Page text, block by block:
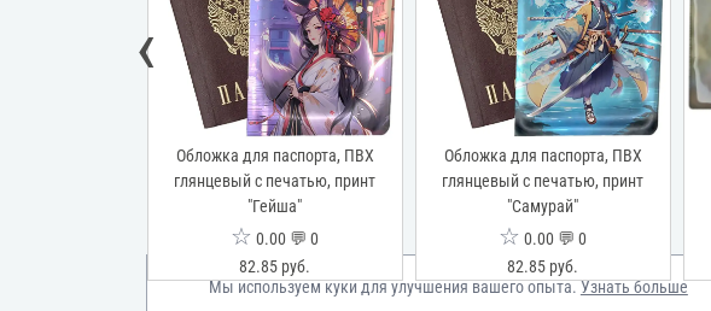
Обложка для паспорта, ПВХ
глянцевый с печатью, принт
"Гейша"
☆ 0.00 💬 0
82.85 руб.
Обложка для паспорта, ПВХ
глянцевый с печатью, принт
"Самурай"
☆ 0.00 💬 0
82.85 руб.
‹
Мы используем куки для улучшения вашего опыта.Узнать больше